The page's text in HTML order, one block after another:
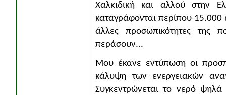
Χαλκιδική και αλλού στην
καταγράφονται περίπου 15.000
άλλες προσωπικότητες της
περάσουν...
Μου έκανε εντύπωση οι
κάλυψη των ενεργειακών
Συγκεντρώνεται το νερό